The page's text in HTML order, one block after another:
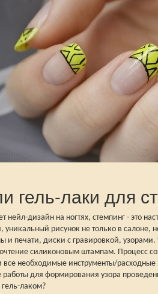
гель-лаки для
нейл-дизайн на ногтях, стемпинг - это
уникальный рисунок не только в салоне,
и печати, диски с гравировкой,
силиконовым штампам. Процесс
необходимые инструменты/
работы для формирования узора
гель-лаком?